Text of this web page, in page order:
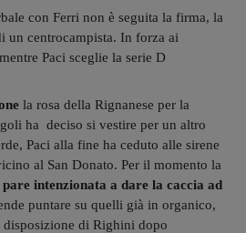
con Ferri non è seguita la firma, la
un centrocampista. In forza ai
Paci sceglie la serie D
la rosa della Rignanese per la
ha deciso si vestire per un altro
Paci alla fine ha ceduto alle sirene
al San Donato. Per il momento la
pare intenzionata a dare la caccia ad
puntare su quelli già in organico,
di Righini dopo